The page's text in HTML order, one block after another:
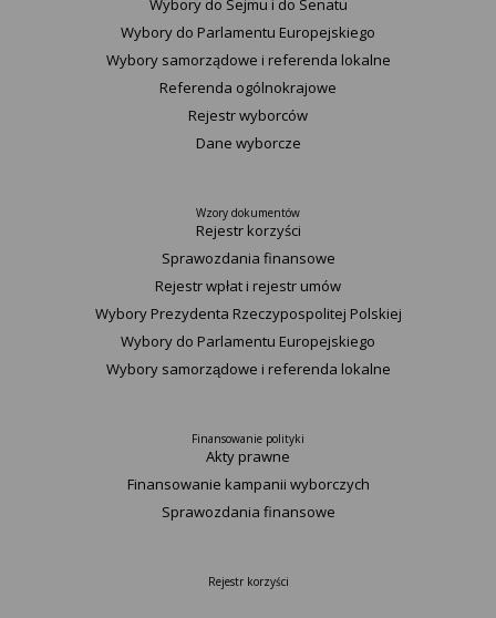
Wybory do Sejmu i do Senatu
Wybory do Parlamentu Europejskiego
Wybory samorządowe i referenda lokalne
Referenda ogólnokrajowe
Rejestr wyborców
Dane wyborcze
Wzory dokumentów
Rejestr korzyści
Sprawozdania finansowe
Rejestr wpłat i rejestr umów
Wybory Prezydenta Rzeczypospolitej Polskiej
Wybory do Parlamentu Europejskiego
Wybory samorządowe i referenda lokalne
Finansowanie polityki
Akty prawne
Finansowanie kampanii wyborczych
Sprawozdania finansowe
Rejestr korzyści